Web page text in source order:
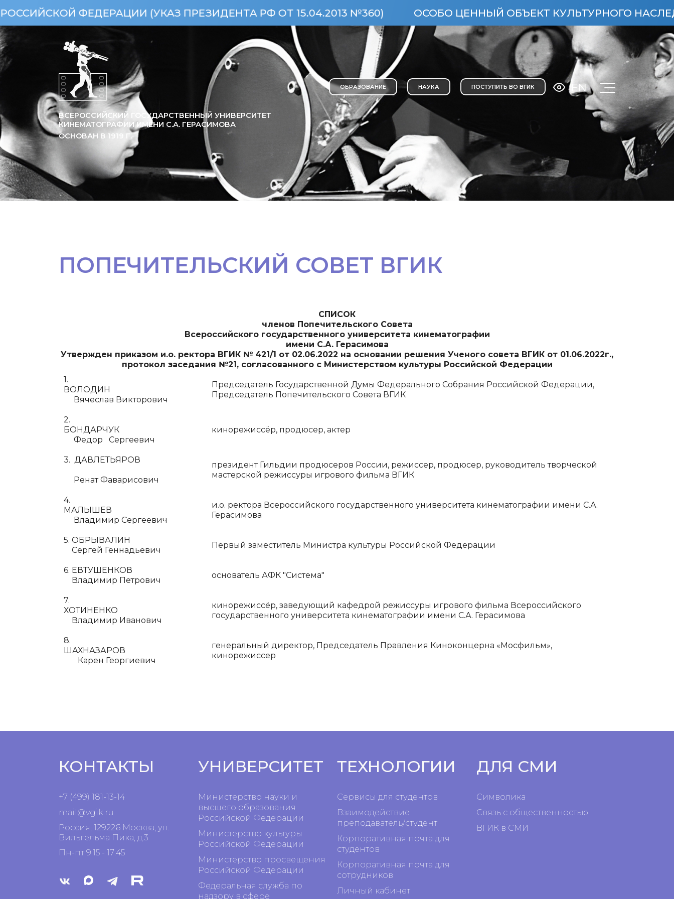
ФЕДЕРАЦИИ (УКАЗ ПРЕЗИДЕНТА РФ ОТ 15.04.2013 №360) ОСОБО ЦЕННЫЙ ОБЪЕКТ КУЛЬТУРНОГО НАСЛЕДИЯ
ВСЕРОССИЙСКИЙ ГОСУДАРСТВЕННЫЙ УНИВЕРСИТЕТ
КИНЕМАТОГРАФИИ ИМЕНИ С.А. ГЕРАСИМОВА
ОСНОВАН В 1919 Г.
ОБРАЗОВАНИЕ НАУКА ПОСТУПИТЬ ВО ВГИК EN
ПОПЕЧИТЕЛЬСКИЙ СОВЕТ ВГИК
СПИСОК
членов Попечительского Совета
Всероссийского государственного университета кинематографии
имени С.А. Герасимова
Утвержден приказом и.о. ректора ВГИК № 421/1 от 02.06.2022 на основании решения Ученого совета ВГИК от 01.06.2022г.,
протокол заседания №21, согласованного с Министерством культуры Российской Федерации
1.
ВОЛОДИН
Вячеслав Викторович
Председатель Государственной Думы Федерального Собрания Российской Федерации,
Председатель Попечительского Совета ВГИК
2.
БОНДАРЧУК
Федор Сергеевич
кинорежиссёр, продюсер, актер
3. ДАВЛЕТЬЯРОВ
Ренат Фаварисович
президент Гильдии продюсеров России, режиссер, продюсер, руководитель творческой
мастерской режиссуры игрового фильма ВГИК
4.
МАЛЫШЕВ
Владимир Сергеевич
и.о. ректора Всероссийского государственного университета кинематографии имени С.А.
Герасимова
5. ОБРЫВАЛИН
Сергей Геннадьевич
Первый заместитель Министра культуры Российской Федерации
6. ЕВТУШЕНКОВ
Владимир Петрович
основатель АФК "Система"
7.
ХОТИНЕНКО
Владимир Иванович
кинорежиссёр, заведующий кафедрой режиссуры игрового фильма Всероссийского
государственного университета кинематографии имени С.А. Герасимова
8.
ШАХНАЗАРОВ
Карен Георгиевич
генеральный директор, Председатель Правления Киноконцерна «Мосфильм»,
кинорежиссер
КОНТАКТЫ
+7 (499) 181-13-14
mail@vgik.ru
Россия, 129226 Москва, ул.
Вильгельма Пика, д.3
Пн-пт 9:15 - 17:45
УНИВЕРСИТЕТ
Министерство науки и
высшего образования
Российской Федерации
Министерство культуры
Российской Федерации
Министерство просвещения
Российской Федерации
Федеральная служба по
надзору в сфере
ТЕХНОЛОГИИ
Сервисы для студентов
Взаимодействие
преподаватель/студент
Корпоративная почта для
студентов
Корпоративная почта для
сотрудников
Личный кабинет
ДЛЯ СМИ
Символика
Связь с общественностью
ВГИК в СМИ